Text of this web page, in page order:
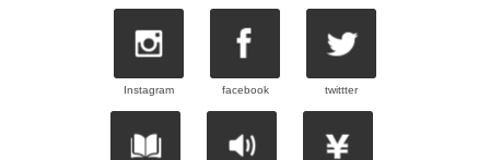
Instagram facebook twittter